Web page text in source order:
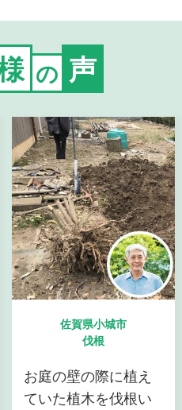
の 声
佐賀県小城市
伐根
お庭の壁の際に植え
ていた植木を伐根い